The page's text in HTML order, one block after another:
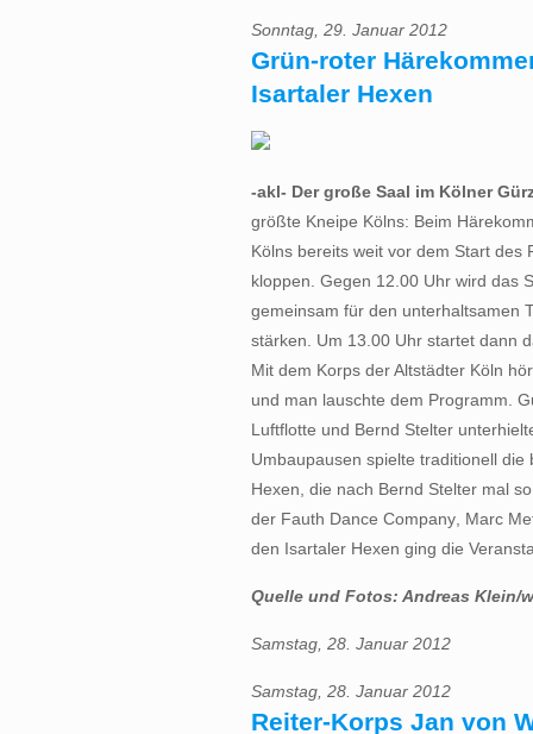
Sonntag, 29. Januar 2012
Grün-roter
Isartaler Hexen
-akl- Der große Saal im Kölner
größte Kneipe Kölns: Beim
Kölns bereits weit vor dem Start des
kloppen. Gegen 12.00 Uhr wird das
gemeinsam für den unterhaltsamen
stärken. Um 13.00 Uhr startet dann
Mit dem Korps der Altstädter Köln
und man lauschte dem Programm.
Luftflotte und Bernd Stelter
Umbaupausen spielte traditionell die
Hexen, die nach Bernd Stelter mal
der Fauth Dance Company, Marc
den Isartaler Hexen ging die
Quelle und Fotos: Andreas Klein/
Samstag, 28. Januar 2012
Samstag, 28. Januar 2012
Reiter-Korps Jan von